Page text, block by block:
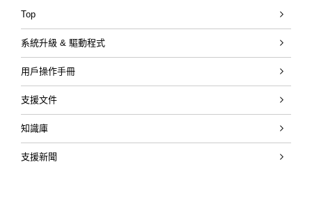
Top
系統升級 & 驅動程式
用戶操作手冊
支援文件
知識庫
支援新聞